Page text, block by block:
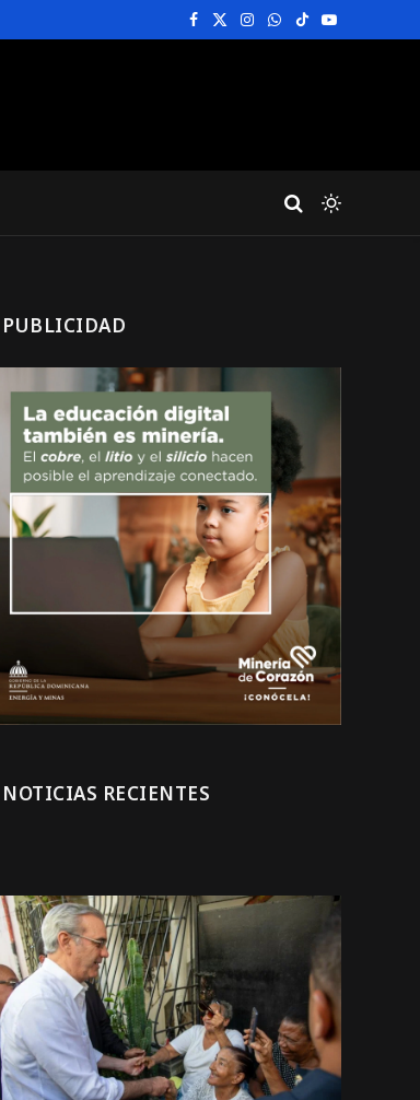
Facebook
X
Instagram
WhatsApp
TikTokYouTube
PUBLICIDAD
NOTICIAS RECIENTES